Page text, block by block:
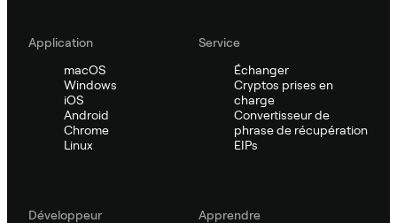
Application
macOS
Windows
iOS
Android
Chrome
Linux
Service
Échanger
Cryptos prises en
charge
Convertisseur de
phrase de récupération
EIPs
Développeur
Apprendre